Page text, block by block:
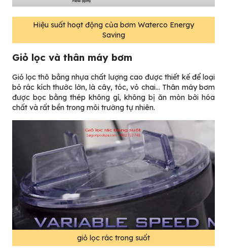
Hiệu suất hoạt động của bơm Waterco Energy
Saving
Giỏ lọc và thân máy bơm
Giỏ lọc thô bằng nhựa chất lượng cao được thiết kế để loại
bỏ rác kích thước lớn, là cây, tóc, vỏ chai… Thân máy bơm
được bọc bằng thép không gỉ, không bị ăn mòn bởi hóa
chất và rất bền trong môi trường tự nhiên.
giỏ lọc rác trong suốt